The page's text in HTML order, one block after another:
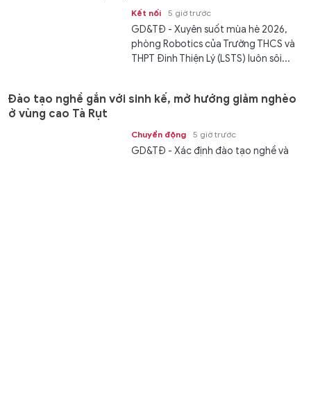
Kết nối 5 giờ trước
GD&TĐ - ​​Xuyên suốt mùa hè 2026,
phòng Robotics của Trường THCS và
THPT Đinh Thiện Lý (LSTS) luôn sôi...
Đào tạo nghề gắn với sinh kế, mở hướng giảm nghèo
ở vùng cao Tà Rụt
Chuyển động 5 giờ trước
GD&TĐ - Xác định đào tạo nghề và